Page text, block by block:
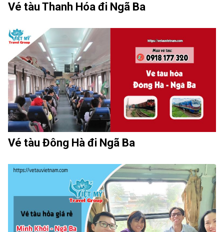
Vé tàu Thanh Hóa đi Ngã Ba
Vé tàu Đông Hà đi Ngã Ba